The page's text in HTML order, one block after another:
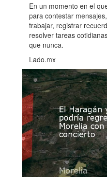
En un momento en el
para contestar
trabajar, registrar
resolver tareas
que nunca.
Lado.mx